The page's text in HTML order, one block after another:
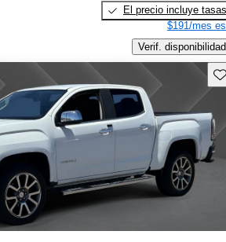
El precio incluye tasas
$191/mes
Verif. disponibilidad